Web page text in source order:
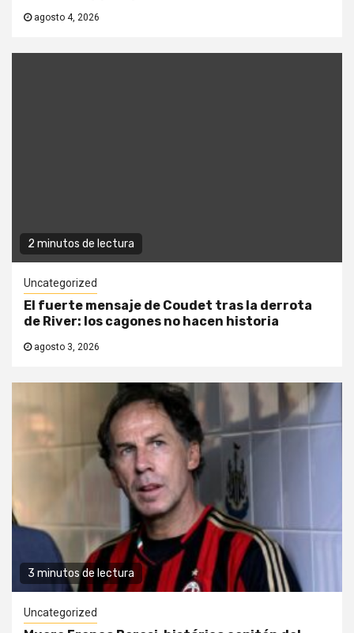
agosto 4, 2026
2 minutos de lectura
Uncategorized
El fuerte mensaje de Coudet tras la derrota
de River: los cagones no hacen historia
agosto 3, 2026
3 minutos de lectura
Uncategorized